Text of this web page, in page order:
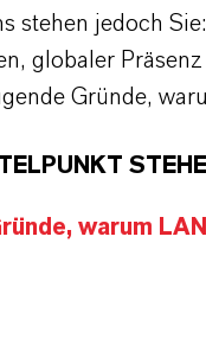
stehen jedoch
globaler
Gründe,
warum